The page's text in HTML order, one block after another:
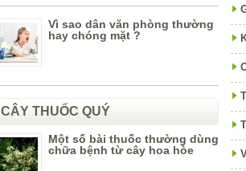
Vì sao dân văn phòng thường
hay chóng mặt ?
CÂY THUỐC QUÝ
Một số bài thuốc thường dùng
chữa bệnh từ cây hoa hòe